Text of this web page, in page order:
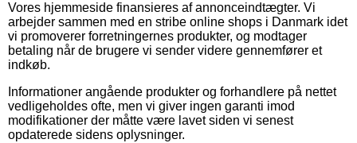
Vores hjemmeside finansieres af annonceindtægter. Vi
arbejder sammen med en stribe online shops i Danmark idet
vi promoverer forretningernes produkter, og modtager
betaling når de brugere vi sender videre gennemfører et
indkøb.
Informationer angående produkter og forhandlere på nettet
vedligeholdes ofte, men vi giver ingen garanti imod
modifikationer der måtte være lavet siden vi senest
opdaterede sidens oplysninger.